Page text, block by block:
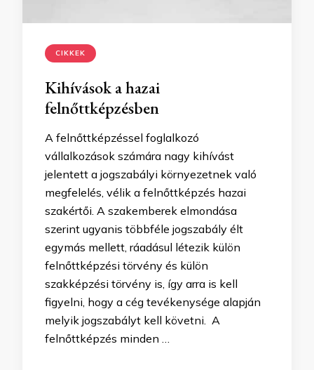
CIKKEK
Kihívások a hazai
felnőttképzésben
A felnőttképzéssel foglalkozó
vállalkozások számára nagy kihívást
jelentett a jogszabályi környezetnek való
megfelelés, vélik a felnőttképzés hazai
szakértői. A szakemberek elmondása
szerint ugyanis többféle jogszabály élt
egymás mellett, ráadásul létezik külön
felnőttképzési törvény és külön
szakképzési törvény is, így arra is kell
figyelni, hogy a cég tevékenysége alapján
melyik jogszabályt kell követni. A
felnőttképzés minden …